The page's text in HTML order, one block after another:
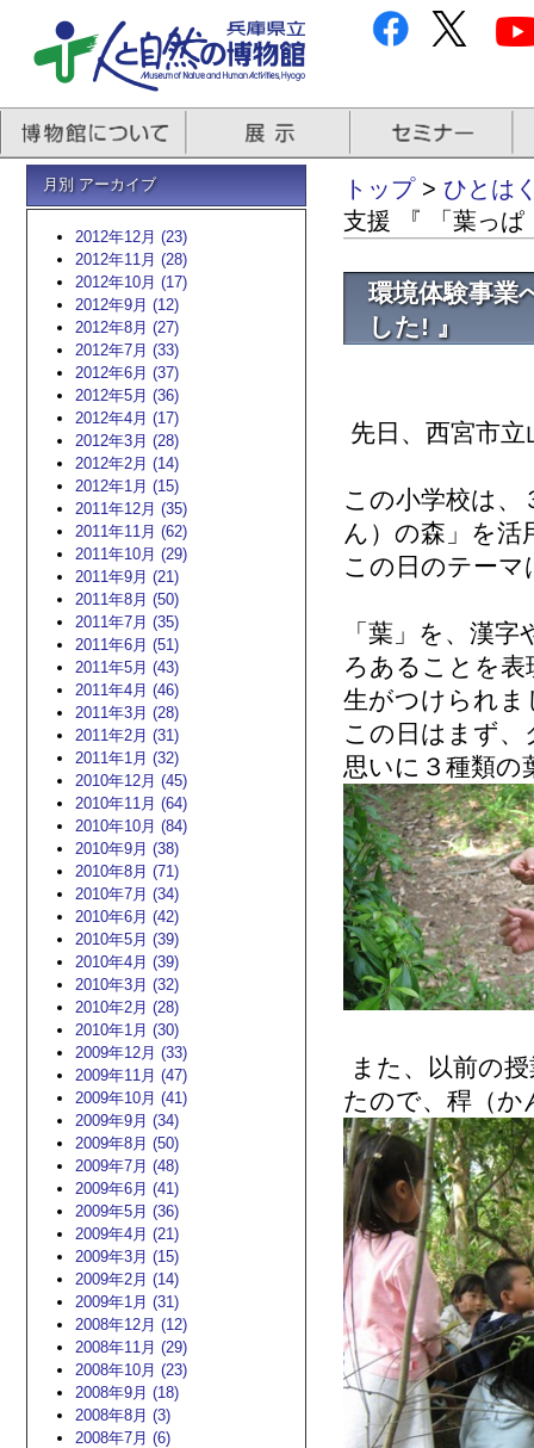
月別 アーカイブ
2012年12月 (23)
2012年11月 (28)
2012年10月 (17)
2012年9月 (12)
2012年8月 (27)
2012年7月 (33)
2012年6月 (37)
2012年5月 (36)
2012年4月 (17)
2012年3月 (28)
2012年2月 (14)
2012年1月 (15)
2011年12月 (35)
2011年11月 (62)
2011年10月 (29)
2011年9月 (21)
2011年8月 (50)
2011年7月 (35)
2011年6月 (51)
2011年5月 (43)
2011年4月 (46)
2011年3月 (28)
2011年2月 (31)
2011年1月 (32)
2010年12月 (45)
2010年11月 (64)
2010年10月 (84)
2010年9月 (38)
2010年8月 (71)
2010年7月 (34)
2010年6月 (42)
2010年5月 (39)
2010年4月 (39)
2010年3月 (32)
2010年2月 (28)
2010年1月 (30)
2009年12月 (33)
2009年11月 (47)
2009年10月 (41)
2009年9月 (34)
2009年8月 (50)
2009年7月 (48)
2009年6月 (41)
2009年5月 (36)
2009年4月 (21)
2009年3月 (15)
2009年2月 (14)
2009年1月 (31)
2008年12月 (12)
2008年11月 (29)
2008年10月 (23)
2008年9月 (18)
2008年8月 (3)
2008年7月 (6)
トップ> ひとは
支援 『 「葉っぱ
環境体験事業
した! 』
先日、西宮市
この小学校は、
ん）の森」を活
この日のテー
「葉」を、漢
ろあることを
生がつけられま
この日はまず、
思いに３種類の
また、以前の
たので、稈（か